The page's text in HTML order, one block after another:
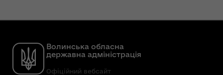
Волинська обласна
державна адміністрація
Офіційний вебсайт